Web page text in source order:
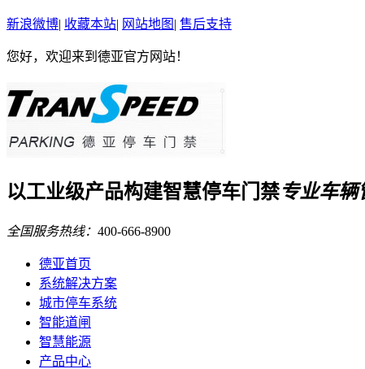
新浪微博| 收藏本站| 网站地图 | 售后支持
您好，欢迎来到德亚官方网站！
以工业级产品构建智慧停车门禁专业车
全国服务热线： 400-666-8900
德亚首页
系统解决方案
城市停车系统
智能道闸
智慧能源
产品中心